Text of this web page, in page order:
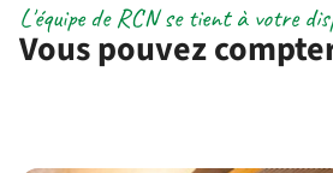
Vous pouvez
L'équipe de RCN se tient à votre